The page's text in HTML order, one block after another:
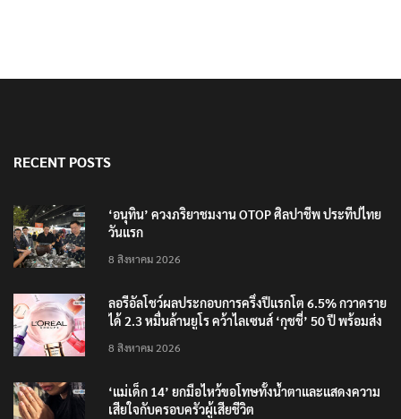
RECENT POSTS
‘อนุทิน’ ควงภริยาชมงาน OTOP ศิลปาชีพ ประทีปไทย
วันแรก
8 สิงหาคม 2026
ลอรีอัลโชว์ผลประกอบการครึ่งปีแรกโต 6.5% กวาดราย
ได้ 2.3 หมื่นล้านยูโร คว้าไลเซนส์ ‘กุชชี่’ 50 ปี พร้อมส่ง
8 สิงหาคม 2026
‘แม่เด็ก 14’ ยกมือไหว้ขอโทษทั้งน้ำตาและแสดงความ
เสียใจกับครอบครัวผู้เสียชีวิต